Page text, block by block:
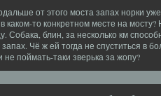
от этого моста запах норки
в каком-то конкретном месте на
Собака, блин, за несколько км
Чё ж ей тогда не спуститься в
не поймать-таки зверька за жопу?